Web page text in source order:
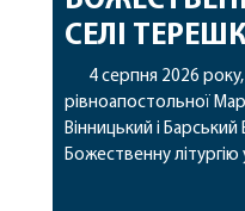
СЕЛІ
4 серпня 2026 року,
рівноапостольної
Вінницький і
Божественну
Богородиці села